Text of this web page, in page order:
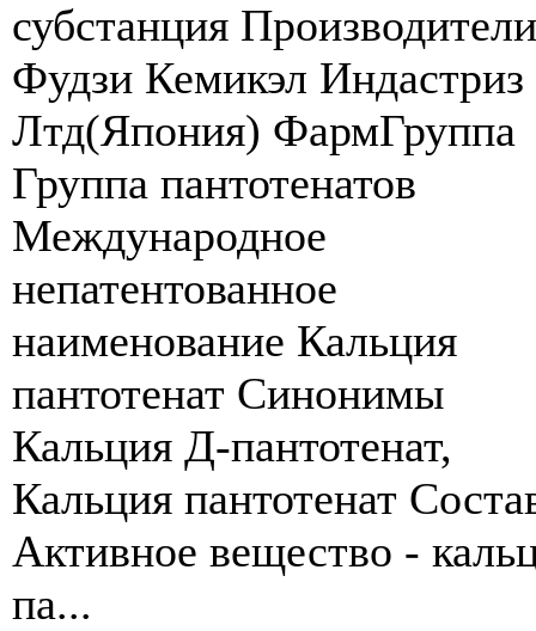
субстанция Производители
Фудзи Кемикэл Индастриз
Лтд(Япония) ФармГруппа
Группа пантотенатов
Международное
непатентованное
наименование Кальция
пантотенат Синонимы
Кальция Д-пантотенат,
Кальция пантотенат
Активное вещество -
па...